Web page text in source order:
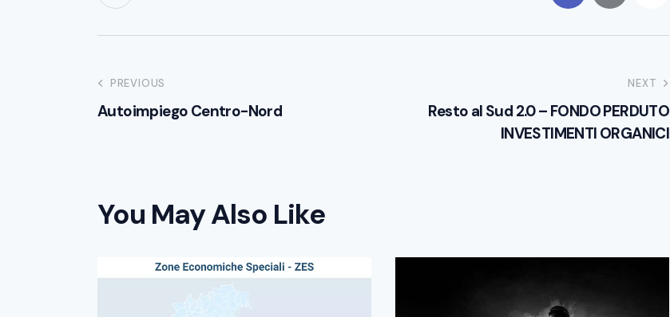
PREVIOUS
Autoimpiego Centro-Nord
NEXT
Resto al Sud 2.0 – FONDO PERDUTO
INVESTIMENTI ORGANICI
You May Also Like